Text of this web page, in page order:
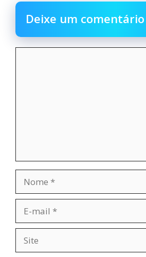
Deixe um comentário
mail